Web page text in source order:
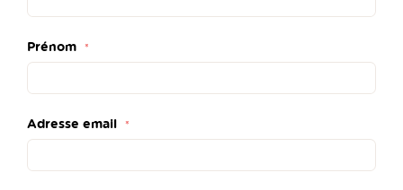
Prénom
Adresse email